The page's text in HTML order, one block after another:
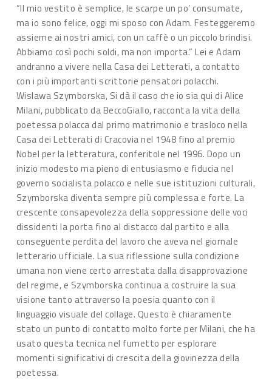
“Il mio vestito è semplice, le scarpe un po’ consumate,
ma io sono felice, oggi mi sposo con Adam. Festeggeremo
assieme ai nostri amici, con un caffè o un piccolo brindisi.
Abbiamo così pochi soldi, ma non importa.” Lei e Adam
andranno a vivere nella Casa dei Letterati, a contatto
con i più importanti scrittorie pensatori polacchi.
Wislawa Szymborska, Si dà il caso che io sia qui di Alice
Milani, pubblicato da BeccoGiallo, racconta la vita della
poetessa polacca dal primo matrimonio e trasloco nella
Casa dei Letterati di Cracovia nel 1948 fino al premio
Nobel per la letteratura, conferitole nel 1996. Dopo un
inizio modesto ma pieno di entusiasmo e fiducia nel
governo socialista polacco e nelle sue istituzioni culturali,
Szymborska diventa sempre più complessa e forte. La
crescente consapevolezza della soppressione delle voci
dissidenti la porta fino al distacco dal partito e alla
conseguente perdita del lavoro che aveva nel giornale
letterario ufficiale. La sua riflessione sulla condizione
umana non viene certo arrestata dalla disapprovazione
del regime, e Szymborska continua a costruire la sua
visione tanto attraverso la poesia quanto con il
linguaggio visuale del collage. Questo è chiaramente
stato un punto di contatto molto forte per Milani, che ha
usato questa tecnica nel fumetto per esplorare
momenti significativi di crescita della giovinezza della
poetessa.